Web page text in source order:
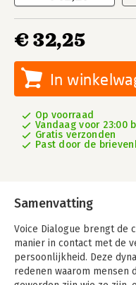
€ 32,25
In
Op voorraad
Vandaag voor 23:00
Gratis verzonden
Past door de
Samenvatting
Voice Dialogue brengt de
manier in contact met de
persoonlijkheid. Deze
redenen waarom mensen